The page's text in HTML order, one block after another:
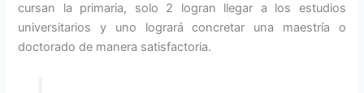
cursan la primaria, solo 2 logran llegar a los estudios
universitarios y uno logrará concretar una maestría o
doctorado de manera satisfactoria.